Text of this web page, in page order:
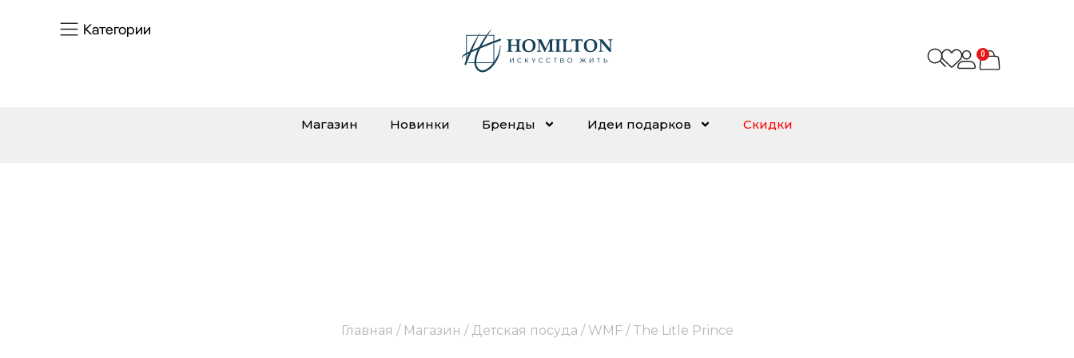
Категории
0
Магазин Новинки Бренды Идеи подарков Скидки
Главная / Магазин / Детская посуда / WMF/ The Litle Prince